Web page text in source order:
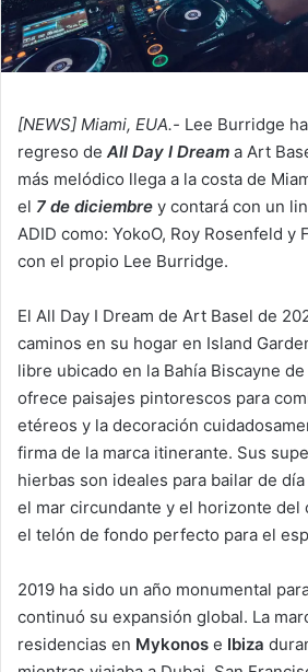
[NEWS] Miami, EUA.- Lee Burridge
regreso de All Day I Dream a Art
más melódico llega a la costa de
el 7 de diciembre y contará con un
ADID como: YokoO, Roy Rosenfeld y
con el propio Lee Burridge.
El All Day I Dream de Art Basel de
caminos en su hogar en Island
libre ubicado en la Bahía Biscayne
ofrece paisajes pintorescos para
etéreos y la decoración
firma de la marca itinerante. Sus
hierbas son ideales para bailar de
el mar circundante y el horizonte del
el telón de fondo perfecto para el
2019 ha sido un año monumental
continuó su expansión global. La
residencias en Mykonos e Ibiza